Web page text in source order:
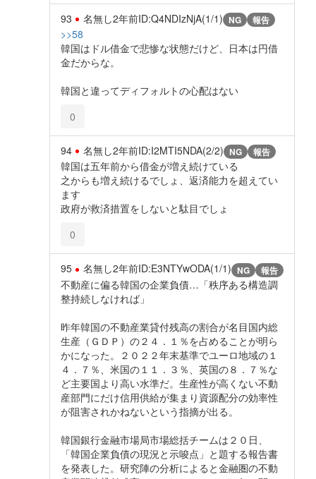
93 名無し2年前ID:Q4NDIzNjA(1/1) NG 報告
>>58
韓国はドル借金で悲惨な状態だけど、日本は円借
金だからな。
韓国と違ってディフォルトの心配はない
0
94 名無し2年前ID:I2MTI5NDA(2/2) NG 報告
韓国は五年前から借金が増え続けている
之からも増え続けるでしょ、返済能力を超えてい
ます
政府が救済措置をしないと駄目でしょ
0
95 名無し2年前ID:E3NTYwODA(1/1) NG 報告
不動産に偏る韓国の企業負債…「秩序ある構造調
整持続しなければ」
昨年韓国の不動産業貸付残高の割合が名目国内総
生産（ＧＤＰ）の２４．１％を占めることが明ら
かになった。２０２２年末基準でユーロ地域の１
４．７％、米国の１１．３％、英国の８．７％な
ど主要国より高い水準だ。生産性が高くない不動
産部門にだけ信用供給が集まり資源配分の効率性
が阻害されかねないという指摘が出る。
韓国銀行金融市場局市場総括チームは２０日、
「韓国企業負債の現況と示唆点」と題する報告書
を発表した。研究陣の分析によると金融圏の不動